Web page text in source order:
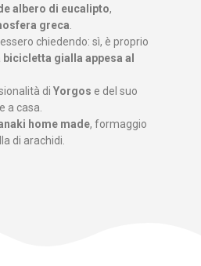
albero di eucalipto,
greca
chiedendo: sì, è proprio
bicicletta gialla appesa al
di Yorgos e del suo
a casa.
home made, formaggio
di arachidi.